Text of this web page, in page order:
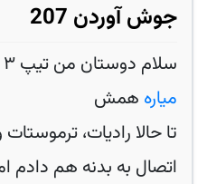
جوش آوردن 207
سلام دوستان من تیپ ۳ دارم،
میاره همش
تا حالا رادیات،
اتصال به بدنه هم دادم